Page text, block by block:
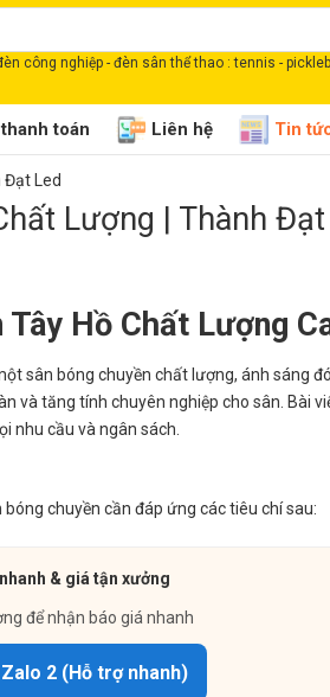
công nghiệp - đèn sân thể thao : tennis -
toán Liên hệ Tin
Đạt Led
Lượng | Thành Đạt
Tây Hồ Chất Lượng
sân bóng chuyền chất lượng, ánh sáng
và tăng tính chuyên nghiệp cho sân. Bài
nhu cầu và ngân sách.
chuyền cần đáp ứng các tiêu chí sau:
& giá tận xưởng
để nhận báo giá nhanh
Zalo 2 (Hỗ trợ nhanh)